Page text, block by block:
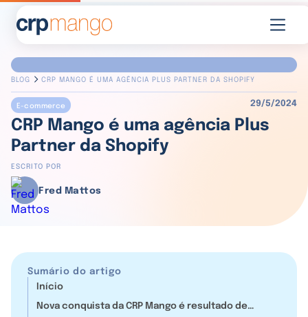
BLOG CRP MANGO É UMA AGÊNCIA PLUS PARTNER DA SHOPIFY
E-commerce 29/5/2024
CRP Mango é uma agência Plus
Partner da Shopify
ESCRITO POR
Fred Mattos
Sumário do artigo
Início
Nova conquista da CRP Mango é resultado de